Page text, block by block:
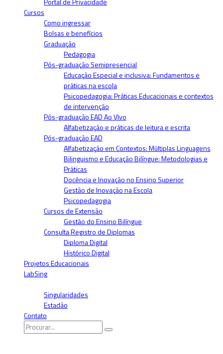
Cursos
Como ingressar
Bolsas e benefícios
Graduação
Pedagogia
Pós-graduação Semipresencial
Educação Especial e inclusiva: Fundamentos e
práticas na escola
Psicopedagogia: Práticas Educacionais e contextos
de intervenção
Pós-graduação EAD Ao VIvo
Alfabetização e práticas de leitura e escrita
Pós-graduação EAD
Alfabetização em Contextos: Múltiplas Linguagens
Bilinguismo e Educação Bilíngue: Metodologias e
Práticas
Docência e Inovação no Ensino Superior
Gestão de Inovação na Escola
Psicopedagogia
Cursos de Extensão
Gestão do Ensino Bilíngue
Consulta Registro de Diplomas
Diploma Digital
Histórico Digital
Projetos Educacionais
LabSing
Singularidades
Estadão
Contato